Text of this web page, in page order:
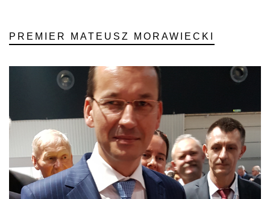
PREMIER MATEUSZ MORAWIECKI